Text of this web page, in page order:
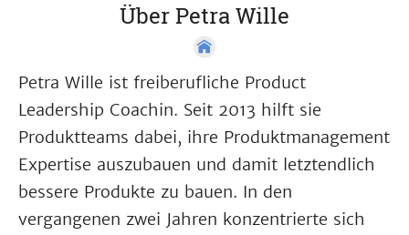
Über Petra Wille
Petra Wille ist freiberufliche Product
Leadership Coachin. Seit 2013 hilft sie
Produktteams dabei, ihre Produktmanagement
Expertise auszubauen und damit letztendlich
bessere Produkte zu bauen. In den
vergangenen zwei Jahren konzentrierte sich